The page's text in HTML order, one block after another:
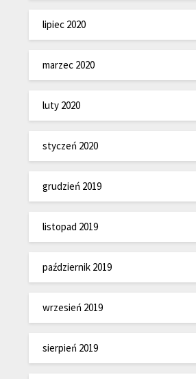
lipiec 2020
marzec 2020
luty 2020
styczeń 2020
grudzień 2019
listopad 2019
październik 2019
wrzesień 2019
sierpień 2019